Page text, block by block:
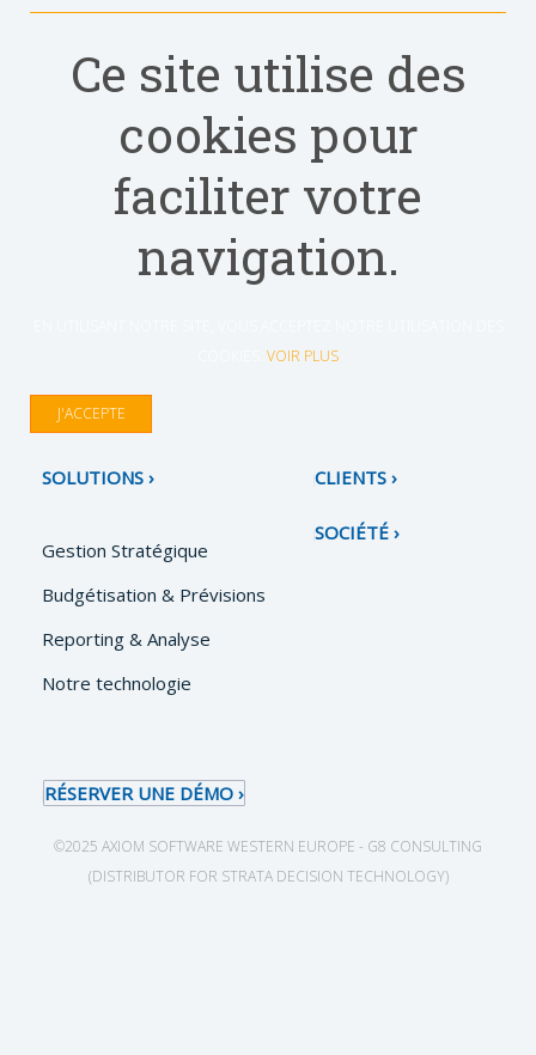
Ce site utilise des
cookies pour
faciliter votre
navigation.
VOIR PLUS
J'ACCEPTE
SOLUTIONS
Gestion Stratégique
Budgétisation & Prévisions
Reporting & Analyse
Notre technologie
CLIENTS
SOCIÉTÉ
RÉSERVER UNE DÉMO
©2025 AXIOM SOFTWARE WESTERN EUROPE - G8 CONSULTING
(DISTRIBUTOR FOR STRATA DECISION TECHNOLOGY)